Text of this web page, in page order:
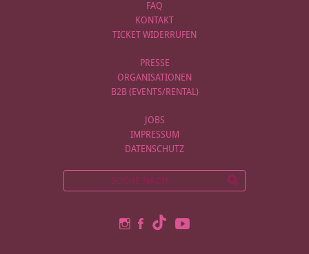
FAQ
KONTAKT
TICKET WIDERRUFEN
PRESSE
ORGANISATIONEN
B2B (EVENTS/RENTAL)
JOBS
IMPRESSUM
DATENSCHUTZ